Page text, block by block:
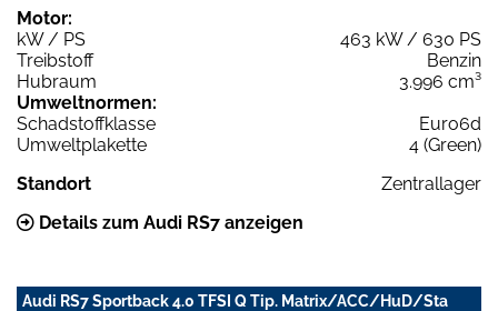
Motor:
kW / PS
463 kW / 630 PS
Treibstoff
Benzin
Hubraum
3.996 cm³
Umweltnormen:
Schadstoffklasse
Euro6d
Umweltplakette
4 (Green)
Standort
Zentrallager
Details zum Audi RS7 anzeigen
Audi RS7 Sportback 4.0 TFSI Q Tip. Matrix/ACC/HuD/Sta